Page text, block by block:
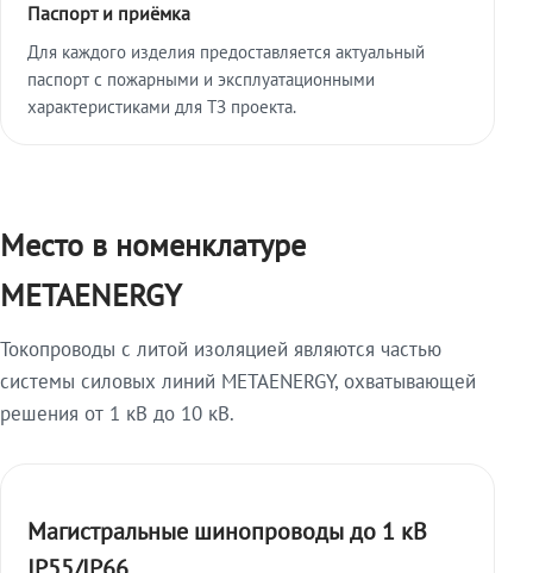
Паспорт и приёмка
Для каждого изделия предоставляется актуальный
паспорт с пожарными и эксплуатационными
характеристиками для ТЗ проекта.
Место в номенклатуре
METAENERGY
Токопроводы с литой изоляцией являются частью
системы силовых линий METAENERGY, охватывающей
решения от 1 кВ до 10 кВ.
Магистральные шинопроводы до 1 кВ